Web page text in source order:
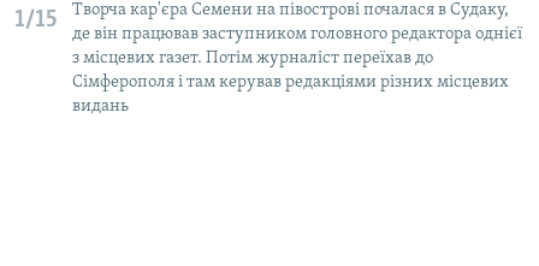
1/15
Творча кар'єра Семени на півострові почалася в Судаку,
де він працював заступником головного редактора однієї
з місцевих газет. Потім журналіст переїхав до
Сімферополя і там керував редакціями різних місцевих
видань